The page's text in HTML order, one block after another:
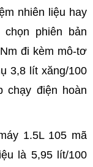
nhiên liệu hay
phiên bản
đi kèm mô-tơ
3,8 lít xăng/100
chạy điện hoàn
1.5L 105 mã
là 5,95 lít/100